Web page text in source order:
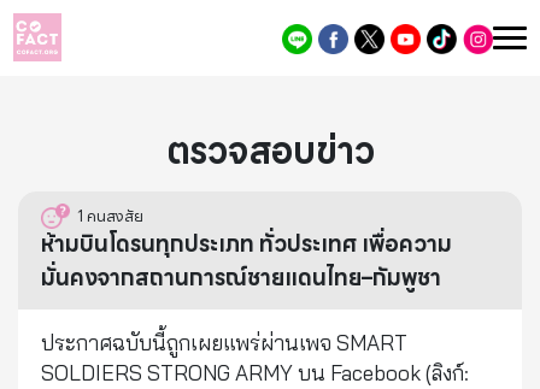
ตรวจสอบข่าว
1 คนสงสัย
ห้ามบินโดรนทุกประเภท ทั่วประเทศ เพื่อความ
มั่นคงจากสถานการณ์ชายแดนไทย–กัมพูชา
ประกาศฉบับนี้ถูกเผยแพร่ผ่านเพจ SMART
SOLDIERS STRONG ARMY บน Facebook (ลิงก์: